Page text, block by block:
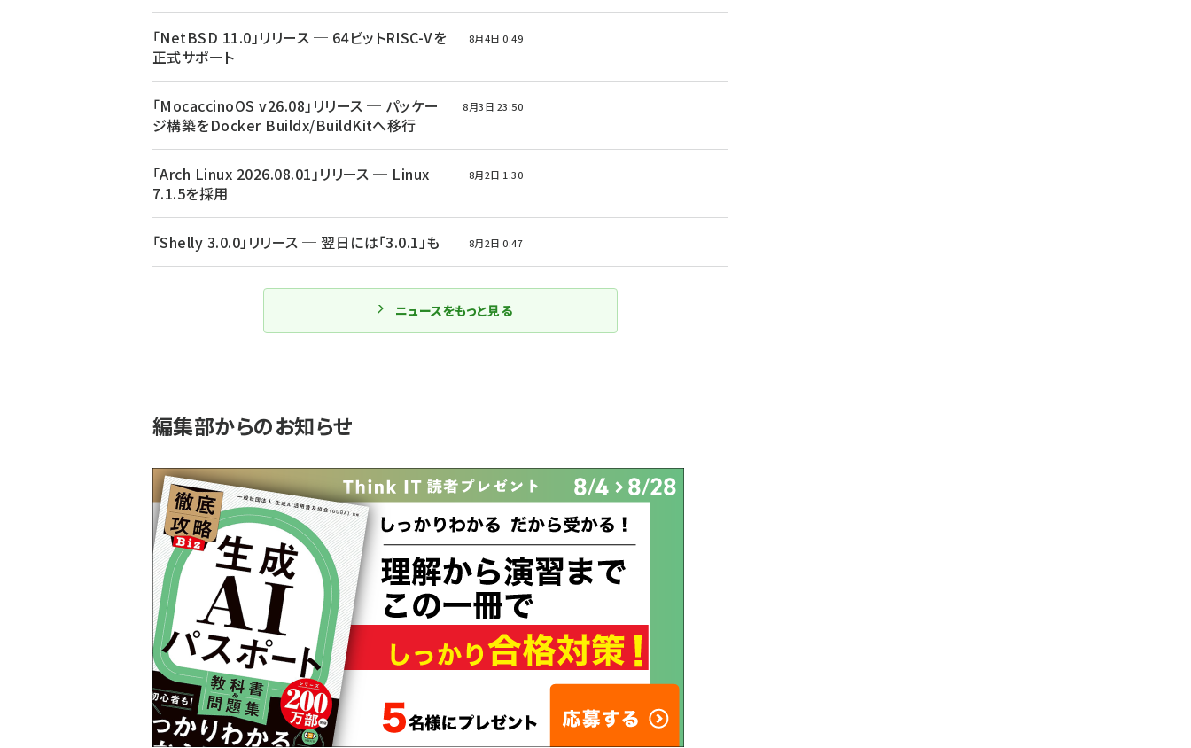
「NetBSD 11.0」リリース ─ 64ビットRISC-Vを
正式サポート
8月4日 0:49
「MocaccinoOS v26.08」リリース ─ パッケー
ジ構築をDocker Buildx/BuildKitへ移行
8月3日 23:50
「Arch Linux 2026.08.01」リリース ─ Linux
7.1.5を採用
8月2日 1:30
「Shelly 3.0.0」リリース ─ 翌日には「3.0.1」も 8月2日 0:47
ニュースをもっと見る
編集部からのお知らせ